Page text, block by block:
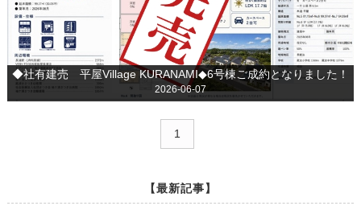
◆社有建売 平屋Village KURANAMI◆6号棟ご成約となりました！
2026-06-07
1
【最新記事】